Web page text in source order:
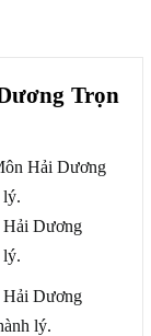
Trọn
Hải Dương
lý.
Dương
lý.
Dương
lý.